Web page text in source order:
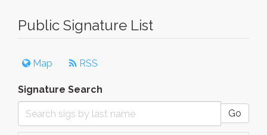
Public Signature List
Map RSS
Signature Search
Go